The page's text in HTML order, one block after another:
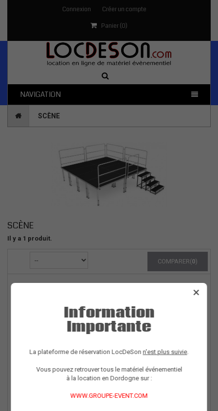
Connexion
Créer un compte
Panier (0)
NAVIGATION
SCÈNE
SCÈNE
Il y a 1 produit.
COMPARER(0)
×
Information
Importante
La plateforme de réservation LocDeSon n'est plus suivie.
Vous pouvez retrouver tous le matériel événementiel
à la location en Dordogne sur :
WWW.GROUPE-EVENT.COM